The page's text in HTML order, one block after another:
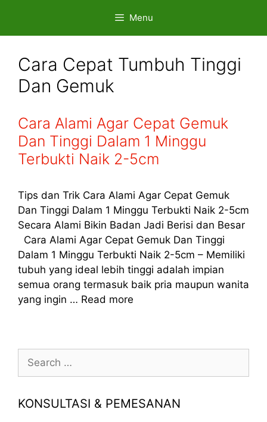
content
Menu
Cara Cepat Tumbuh Tinggi
Dan Gemuk
Cara Alami Agar Cepat Gemuk
Dan Tinggi Dalam 1 Minggu
Terbukti Naik 2-5cm
Tips dan Trik Cara Alami Agar Cepat Gemuk
Dan Tinggi Dalam 1 Minggu Terbukti Naik 2-5cm
Secara Alami Bikin Badan Jadi Berisi dan Besar
Cara Alami Agar Cepat Gemuk Dan Tinggi
Dalam 1 Minggu Terbukti Naik 2-5cm – Memiliki
tubuh yang ideal lebih tinggi adalah impian
semua orang termasuk baik pria maupun wanita
yang ingin … Read more
Search
for:
KONSULTASI & PEMESANAN